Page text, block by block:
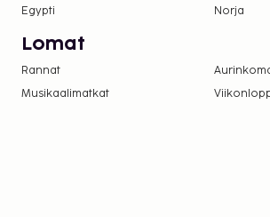
Egypti
Norja
Lomat
Rannat
Musikaalimatkat